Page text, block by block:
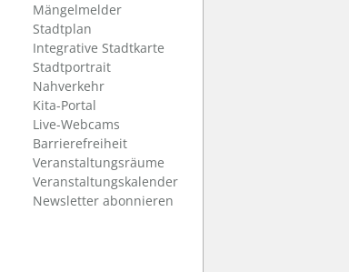
Mängelmelder
Stadtplan
Integrative Stadtkarte
Stadtportrait
Nahverkehr
Kita-Portal
Live-Webcams
Barrierefreiheit
Veranstaltungsräume
Veranstaltungskalender
Newsletter abonnieren